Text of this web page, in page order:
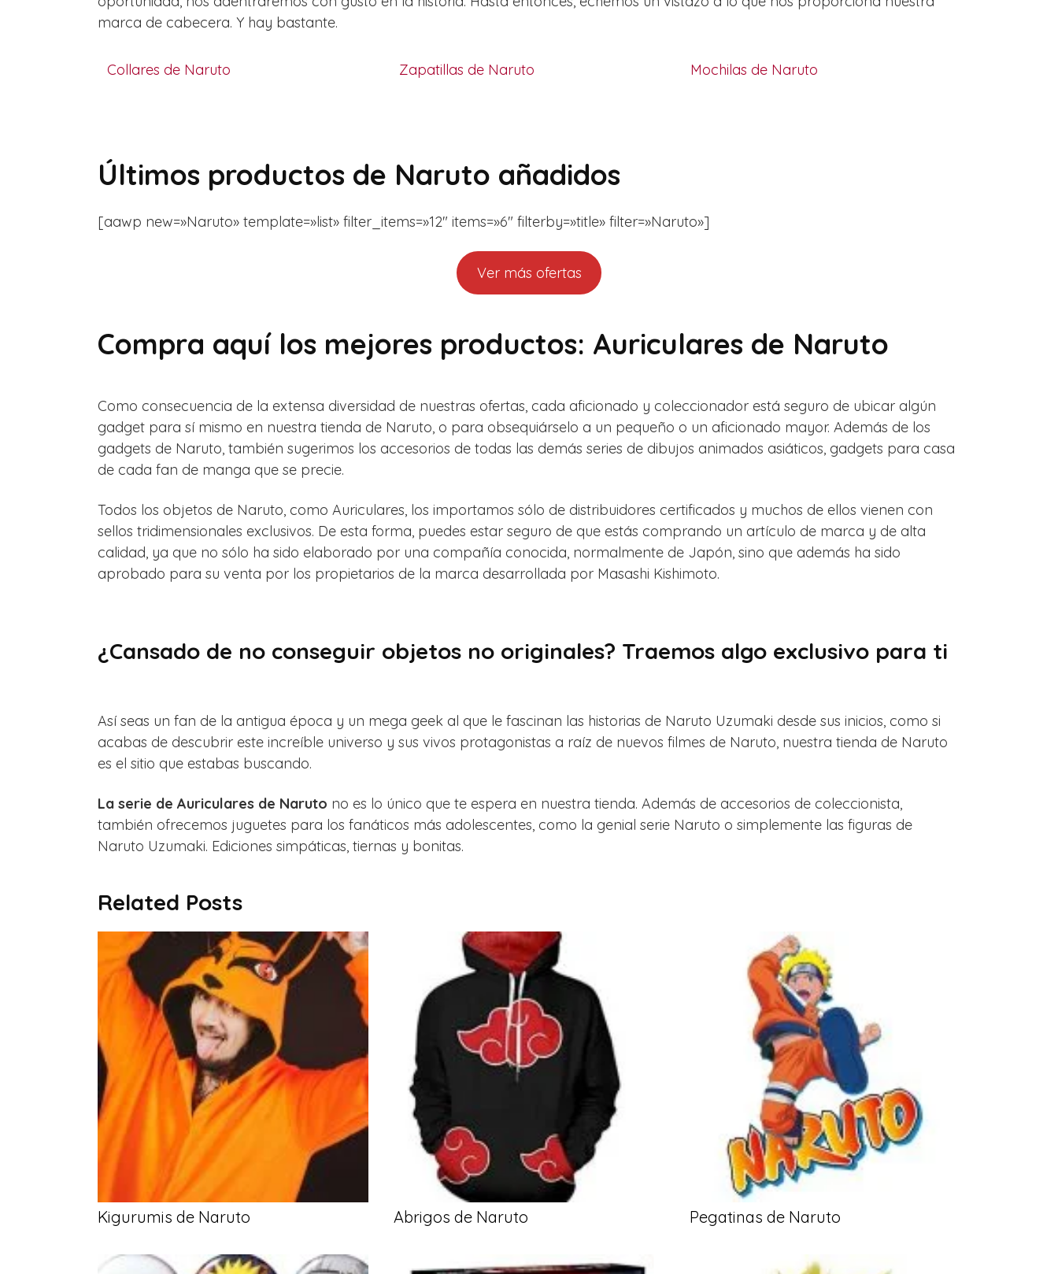
marca de cabecera. Y hay bastante.
Collares de Naruto Zapatillas de Naruto Mochilas de Naruto
Últimos productos de Naruto añadidos
[aawp new=»Naruto» template=»list» filter_items=»12″ items=»6″ filterby=»title» filter=»Naruto»]
Ver más ofertas
Compra aquí los mejores productos: Auriculares de Naruto
Como consecuencia de la extensa diversidad de nuestras ofertas, cada aficionado y coleccionador está seguro de ubicar algún
gadget para sí mismo en nuestra tienda de Naruto, o para obsequiárselo a un pequeño o un aficionado mayor. Además de los
gadgets de Naruto, también sugerimos los accesorios de todas las demás series de dibujos animados asiáticos, gadgets para casa
de cada fan de manga que se precie.
Todos los objetos de Naruto, como Auriculares, los importamos sólo de distribuidores certificados y muchos de ellos vienen con
sellos tridimensionales exclusivos. De esta forma, puedes estar seguro de que estás comprando un artículo de marca y de alta
calidad, ya que no sólo ha sido elaborado por una compañía conocida, normalmente de Japón, sino que además ha sido
aprobado para su venta por los propietarios de la marca desarrollada por Masashi Kishimoto.
¿Cansado de no conseguir objetos no originales? Traemos algo exclusivo para ti
Así seas un fan de la antigua época y un mega geek al que le fascinan las historias de Naruto Uzumaki desde sus inicios, como si
acabas de descubrir este increíble universo y sus vivos protagonistas a raíz de nuevos filmes de Naruto, nuestra tienda de Naruto
es el sitio que estabas buscando.
La serie de Auriculares de Naruto no es lo único que te espera en nuestra tienda. Además de accesorios de coleccionista,
también ofrecemos juguetes para los fanáticos más adolescentes, como la genial serie Naruto o simplemente las figuras de
Naruto Uzumaki. Ediciones simpáticas, tiernas y bonitas.
Related Posts
Kigurumis de Naruto Abrigos de Naruto Pegatinas de Naruto